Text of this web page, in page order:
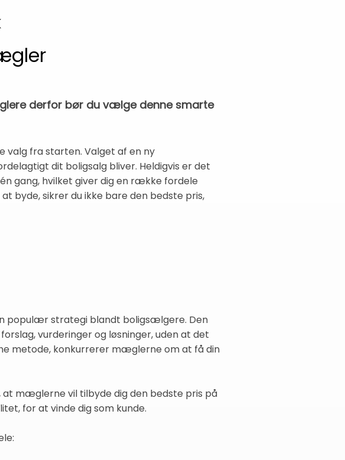
derfor bør du vælge denne smarte
fra starten. Valget af en ny
dit boligsalg bliver. Heldigvis er det
gang, hvilket giver dig en række fordele
byde, sikrer du ikke bare den bedste pris,
populær strategi blandt boligsælgere. Den
vurderinger og løsninger, uden at det
metode, konkurrerer mæglerne om at få din
mæglerne vil tilbyde dig den bedste pris på
for at vinde dig som kunde.